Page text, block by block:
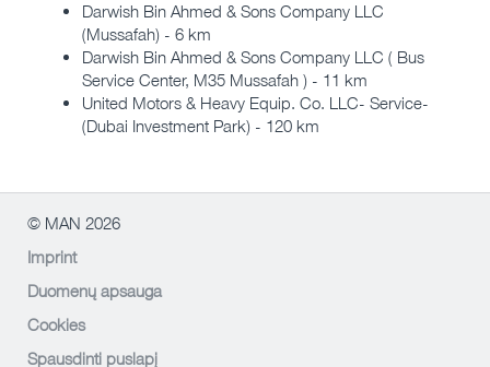
Darwish Bin Ahmed & Sons Company LLC
(Mussafah) - 6 km
Darwish Bin Ahmed & Sons Company LLC ( Bus
Service Center, M35 Mussafah ) - 11 km
United Motors & Heavy Equip. Co. LLC- Service-
(Dubai Investment Park) - 120 km
© MAN 2026
Imprint
Duomenų apsauga
Cookies
Spausdinti puslapį